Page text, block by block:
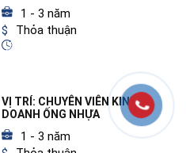
1 - 3 năm
Thỏa thuận
VỊ TRÍ: CHUYÊN VIÊN KINH
DOANH ỐNG NHỰA
1 - 3 năm